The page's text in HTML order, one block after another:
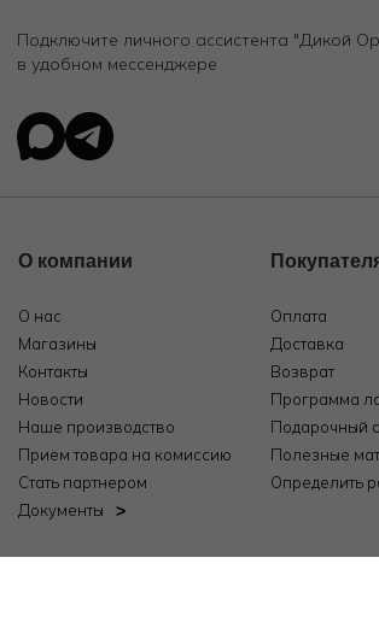
Подключите личного ассистента "Дикой
в удобном мессенджере
О компании
О нас
Магазины
Контакты
Новости
Наше производство
Прием товара на комиссию
Стать партнером
Документы
Оплата
Доставка
Возврат
Программа
Подарочный
Полезные
Определить